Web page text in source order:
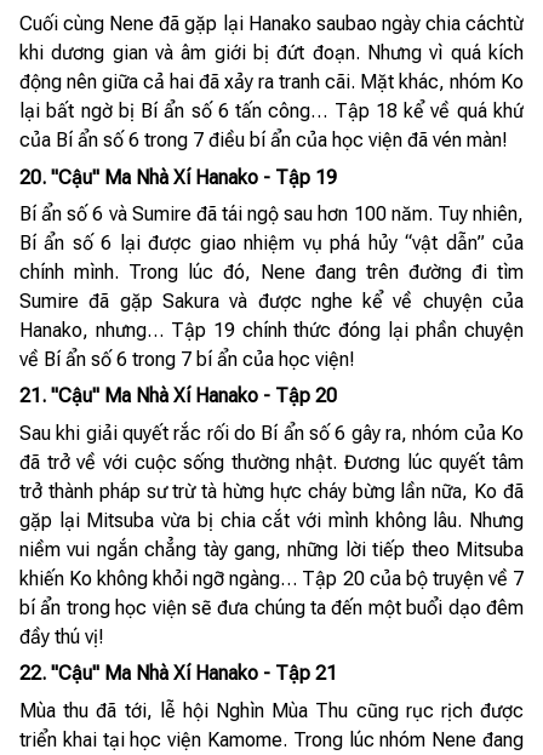
Cuối cùng Nene đã gặp lại Hanako saubao ngày chia cáchtừ
khi dương gian và âm giới bị đứt đoạn. Nhưng vì quá kích
động nên giữa cả hai đã xảy ra tranh cãi. Mặt khác, nhóm Ko
lại bất ngờ bị Bí ẩn số 6 tấn công… Tập 18 kể về quá khứ
của Bí ẩn số 6 trong 7 điều bí ẩn của học viện đã vén màn!
20. "Cậu" Ma Nhà Xí Hanako - Tập 19
Bí ẩn số 6 và Sumire đã tái ngộ sau hơn 100 năm. Tuy nhiên,
Bí ẩn số 6 lại được giao nhiệm vụ phá hủy “vật dẫn” của
chính mình. Trong lúc đó, Nene đang trên đường đi tìm
Sumire đã gặp Sakura và được nghe kể về chuyện của
Hanako, nhưng… Tập 19 chính thức đóng lại phần chuyện
về Bí ẩn số 6 trong 7 bí ẩn của học viện!
21. "Cậu" Ma Nhà Xí Hanako - Tập 20
Sau khi giải quyết rắc rối do Bí ẩn số 6 gây ra, nhóm của Ko
đã trở về với cuộc sống thường nhật. Đương lúc quyết tâm
trở thành pháp sư trừ tà hừng hực cháy bừng lần nữa, Ko đã
gặp lại Mitsuba vừa bị chia cắt với mình không lâu. Nhưng
niềm vui ngắn chẳng tày gang, những lời tiếp theo Mitsuba
khiến Ko không khỏi ngỡ ngàng… Tập 20 của bộ truyện về 7
bí ẩn trong học viện sẽ đưa chúng ta đến một buổi dạo đêm
đầy thú vị!
22. "Cậu" Ma Nhà Xí Hanako - Tập 21
Mùa thu đã tới, lễ hội Nghìn Mùa Thu cũng rục rịch được
triển khai tại học viện Kamome. Trong lúc nhóm Nene đang